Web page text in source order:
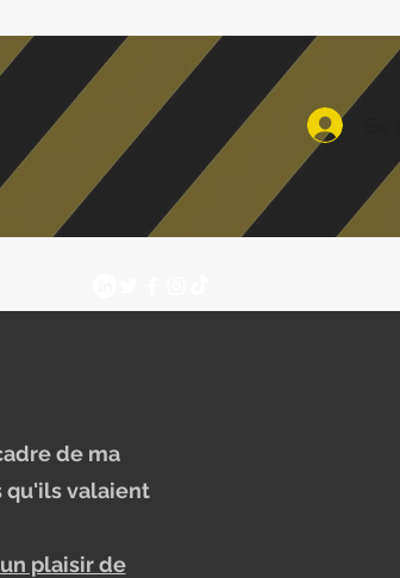
de ma
qu'ils valaient
plaisir de